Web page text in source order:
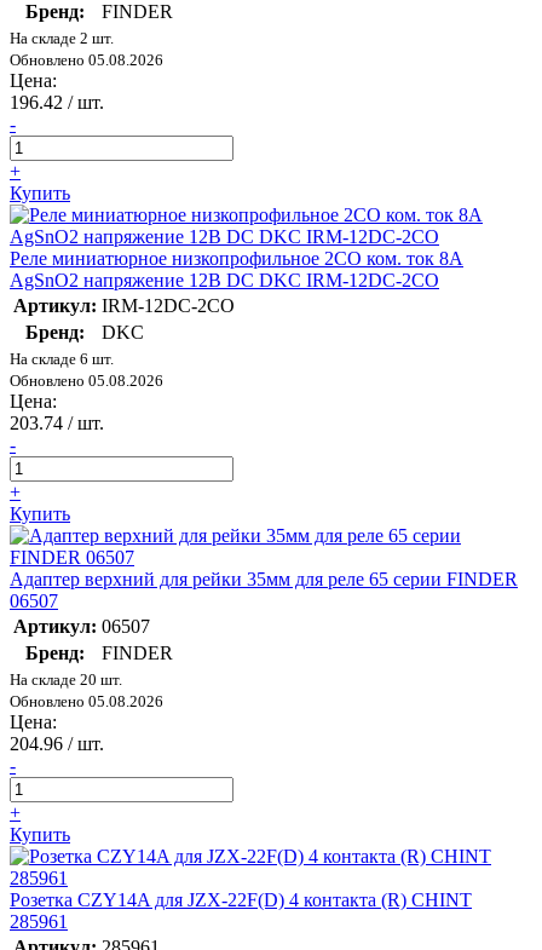
Бренд:
FINDER
На складе 2 шт.
Обновлено 05.08.2026
Цена:
196.42 / шт.
-
+
Купить
Реле миниатюрное низкопрофильное 2CO ком. ток 8А
AgSnO2 напряжение 12В DC DKC IRM-12DC-2CO
Артикул: IRM-12DC-2CO
Бренд:
DKC
На складе 6 шт.
Обновлено 05.08.2026
Цена:
203.74 / шт.
-
+
Купить
Адаптер верхний для рейки 35мм для реле 65 серии FINDER
06507
Артикул: 06507
Бренд:
FINDER
На складе 20 шт.
Обновлено 05.08.2026
Цена:
204.96 / шт.
-
+
Купить
Розетка CZY14A для JZX-22F(D) 4 контакта (R) CHINT
285961